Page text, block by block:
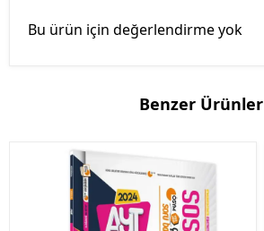
Bu ürün için değerlendirme yok
Benzer Ürünler